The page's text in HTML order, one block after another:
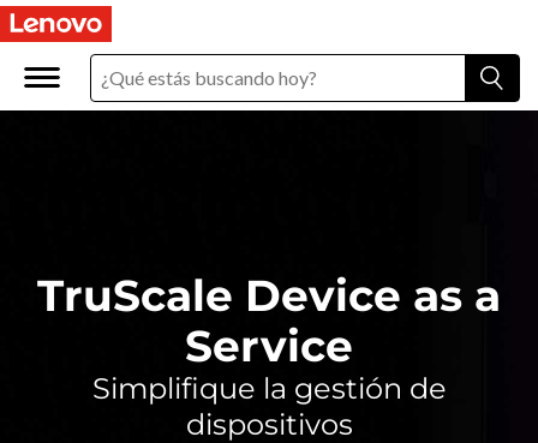
T
TruScale Device as a
Service
Simplifique la gestión de
dispositivos